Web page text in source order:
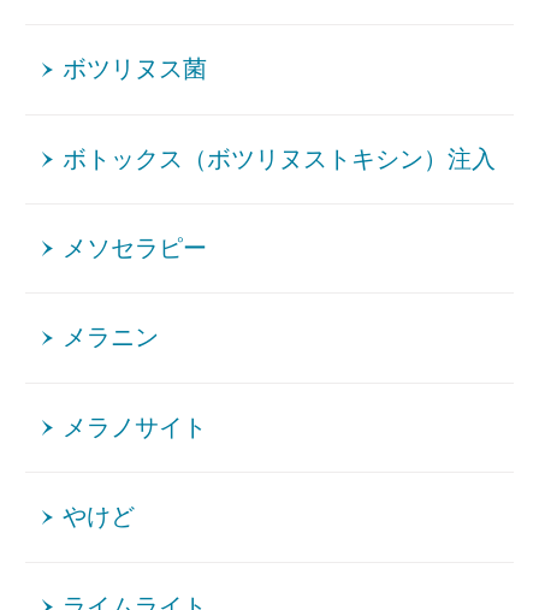
ボツリヌス菌
ボトックス（ボツリヌストキシン）注入
メソセラピー
メラニン
メラノサイト
やけど